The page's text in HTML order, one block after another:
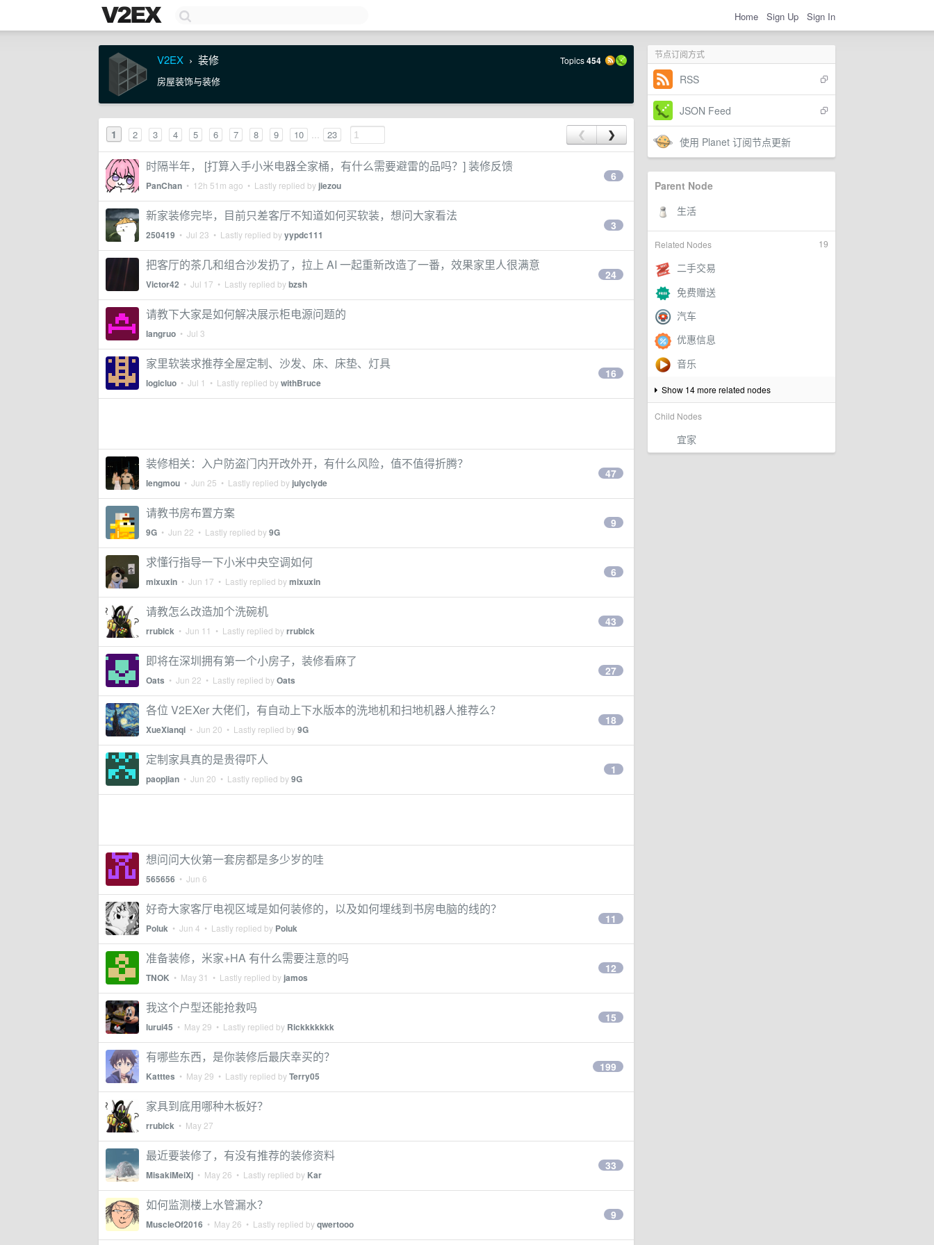
Home Sign Up Sign In
节点订阅方式
RSS
JSON Feed
使用 Planet 订阅节点更新
Parent Node
19
Related Nodes
Show 14 more related nodes
Child Nodes
V2EX › 装修 Topics454
房屋装饰与装修
1 2 3 4 5 6 7 8 9 10 ... 23 ❮ ❯
时隔半年， [打算入手小米电器全家桶，有什么需要避雷的品吗？] 装修反馈
PanChan • 12h 51m ago • Lastly replied by jiezou
6
新家装修完毕，目前只差客厅不知道如何买软装，想问大家看法
250419 • Jul 23 • Lastly replied byyypdc111
3
把客厅的茶几和组合沙发扔了，拉上 AI 一起重新改造了一番，效果家里人很满意
Victor42 • Jul 17 • Lastly replied bybzsh
24
请教下大家是如何解决展示柜电源问题的
langruo • Jul 3
家里软装求推荐全屋定制、沙发、床、床垫、灯具
logicluo • Jul 1 • Lastly replied bywithBruce
16
装修相关：入户防盗门内开改外开，有什么风险，值不值得折腾？
lengmou • Jun 25 • Lastly replied by julyclyde
47
请教书房布置方案
9G • Jun 22 • Lastly replied by9G
9
求懂行指导一下小米中央空调如何
mixuxin • Jun 17 • Lastly replied bymixuxin
6
请教怎么改造加个洗碗机
rrubick • Jun 11 • Lastly replied byrrubick
43
即将在深圳拥有第一个小房子，装修看麻了
Oats • Jun 22 • Lastly replied byOats
27
各位 V2EXer 大佬们，有自动上下水版本的洗地机和扫地机器人推荐么？
XueXianqi • Jun 20 • Lastly replied by9G
18
定制家具真的是贵得吓人
paopjian • Jun 20 • Lastly replied by9G
1
想问问大伙第一套房都是多少岁的哇
565656 • Jun 6
好奇大家客厅电视区域是如何装修的，以及如何埋线到书房电脑的线的？
Poluk • Jun 4 • Lastly replied by Poluk
11
准备装修，米家+HA 有什么需要注意的吗
TNOK • May 31 • Lastly replied by jamos
12
我这个户型还能抢救吗
lurui45 • May 29 • Lastly replied by Rickkkkkkk
15
有哪些东西，是你装修后最庆幸买的？
Katttes • May 29 • Lastly replied byTerry05
199
家具到底用哪种木板好？
rrubick • May 27
最近要装修了，有没有推荐的装修资料
MisakiMeiXj • May 26 • Lastly replied by Kar
33
如何监测楼上水管漏水？
MuscleOf2016 • May 26 • Lastly replied byqwertooo
9